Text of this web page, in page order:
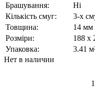
Брашування:
Ні
Кількість смуг:
3-х
Товщина:
14 мм
Розміри:
188 x
Упаковка:
3.41
Нет в наличии